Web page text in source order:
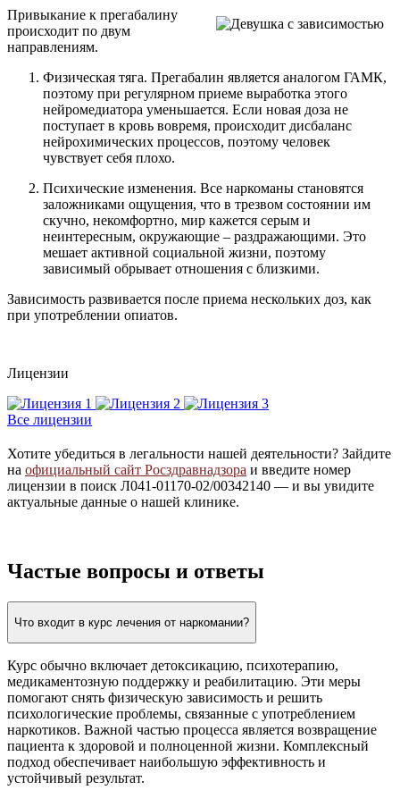
Привыкание к прегабалину
происходит по двум
направлениям.
Физическая тяга. Прегабалин является аналогом ГАМК,
поэтому при регулярном приеме выработка этого
нейромедиатора уменьшается. Если новая доза не
поступает в кровь вовремя, происходит дисбаланс
нейрохимических процессов, поэтому человек
чувствует себя плохо.
Психические изменения. Все наркоманы становятся
заложниками ощущения, что в трезвом состоянии им
скучно, некомфортно, мир кажется серым и
неинтересным, окружающие – раздражающими. Это
мешает активной социальной жизни, поэтому
зависимый обрывает отношения с близкими.
Зависимость развивается после приема нескольких доз, как
при употреблении опиатов.
Лицензии
Все лицензии
Хотите убедиться в легальности нашей деятельности? Зайдите
на официальный сайт Росздравнадзора и введите номер
лицензии в поиск Л041-01170-02/00342140 — и вы увидите
актуальные данные о нашей клинике.
Частые вопросы и ответы
Что входит в курс лечения от наркомании?
Курс обычно включает детоксикацию, психотерапию,
медикаментозную поддержку и реабилитацию. Эти меры
помогают снять физическую зависимость и решить
психологические проблемы, связанные с употреблением
наркотиков. Важной частью процесса является возвращение
пациента к здоровой и полноценной жизни. Комплексный
подход обеспечивает наибольшую эффективность и
устойчивый результат.